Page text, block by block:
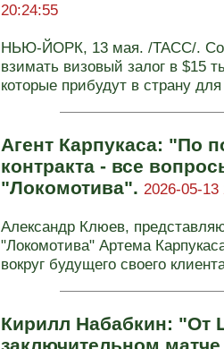
20:24:55
НЬЮ-ЙОРК, 13 мая. /ТАСС/.
взимать визовый залог в $15
которые прибудут в страну
Агент Карпукаса: "По
контракта - все
"Локомотива". 2026-05-13
Александр Клюев,
"Локомотива" Артема
вокруг будущего своего
Кирилл Набабкин: "От